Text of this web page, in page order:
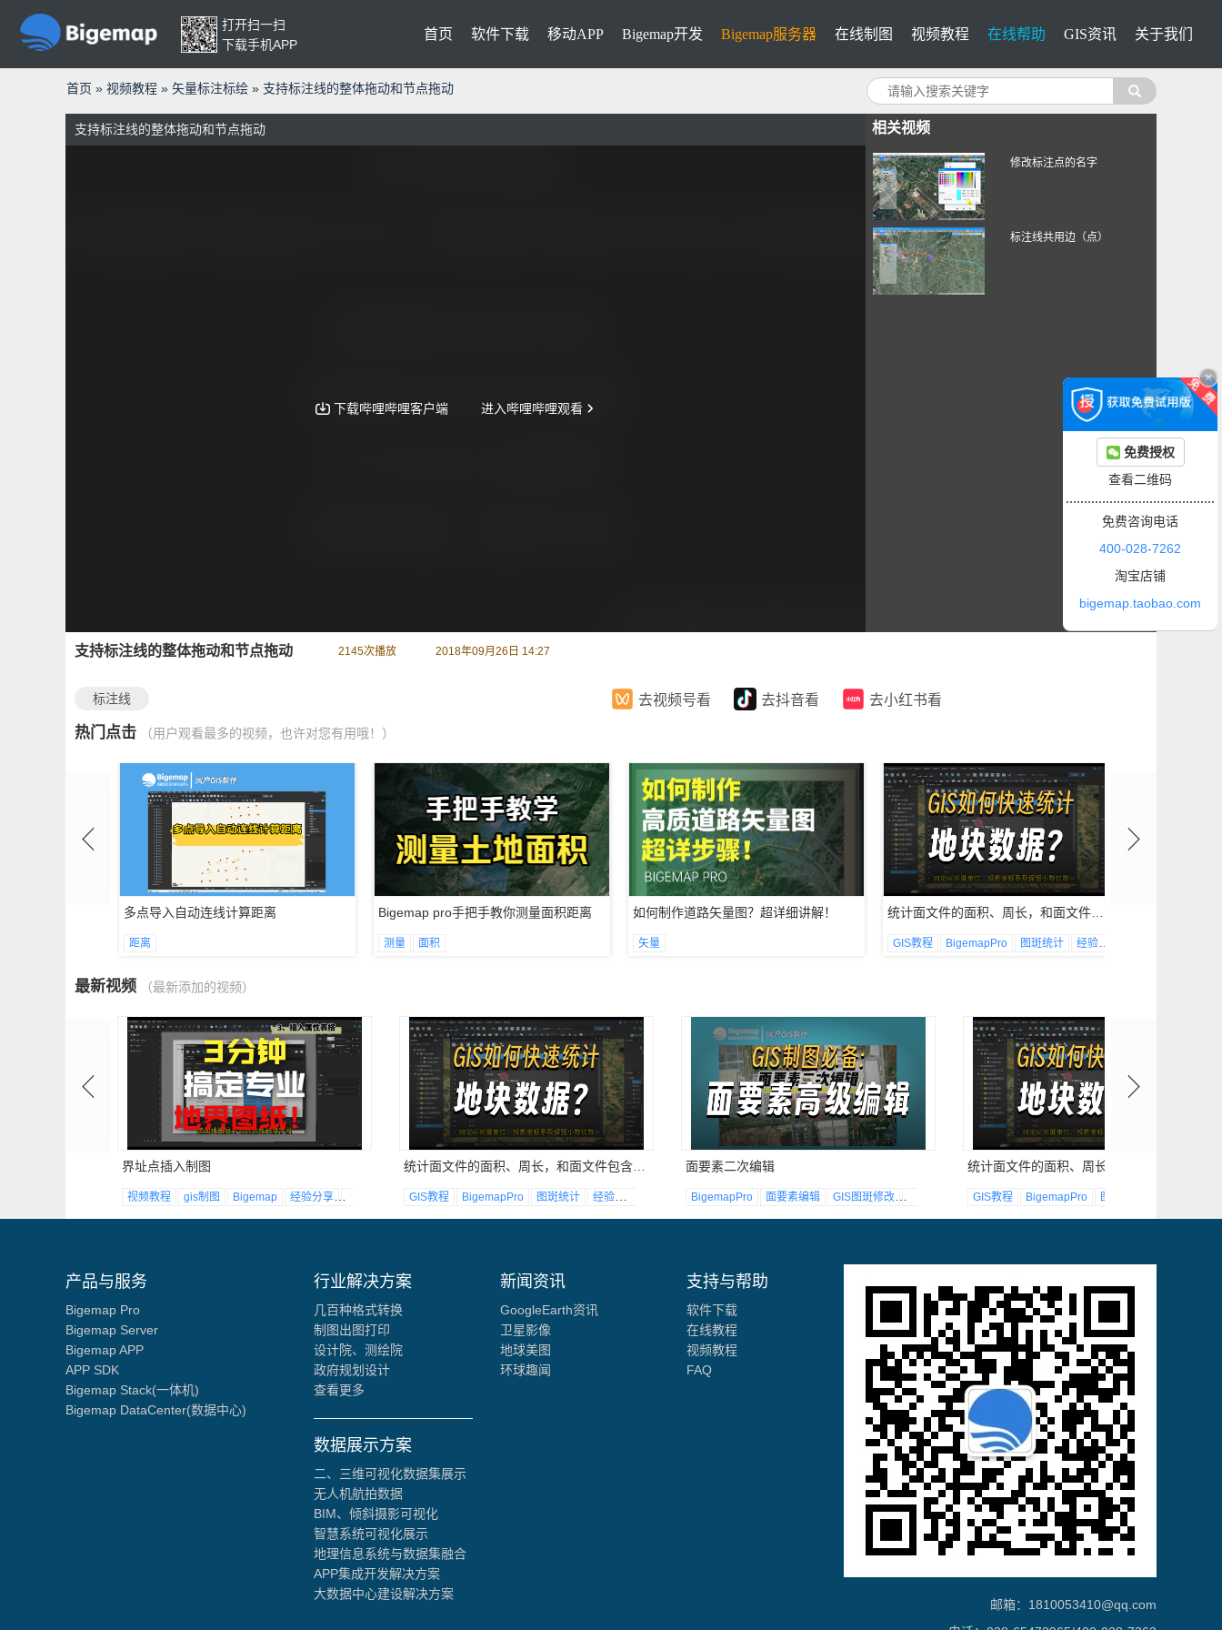
打开扫一扫
下载手机APP
首页 软件下载 移动APP Bigemap开发 Bigemap服务器 在线制图 视频教程 在线帮助 GIS资讯 关于我们
首页 » 视频教程 » 矢量标注标绘 » 支持标注线的整体拖动和节点拖动
支持标注线的整体拖动和节点拖动 相关视频
修改标注点的名字
标注线共用边（点）
支持标注线的整体拖动和节点拖动 2145次播放 2018年09月26日 14:27
标注线 去视频号看 去抖音看 去小红书看
热门点击 （用户观看最多的视频，也许对您有用哦！）
多点导入自动连线计算距离
距离
Bigemap pro手把手教你测量面积距离
测量 面积
如何制作道路矢量图？超详细讲解！
矢量 GIS教程 BigemapPro 图斑统计 经验分享
最新视频 （最新添加的视频）
界址点插入制图
视频教程 gis制图 Bigemap 经验分享 GIS教程 BigemapPro 图斑统计 经验分享
面要素二次编辑
BigemapPro 面要素编辑 GIS图斑修改 GIS教程 BigemapPro 图斑统计
产品与服务
Bigemap Pro
Bigemap Server
Bigemap APP
APP SDK
Bigemap Stack(一体机)
Bigemap DataCenter(数据中心)
行业解决方案
几百种格式转换
制图出图打印
设计院、测绘院
政府规划设计
查看更多
数据展示方案
二、三维可视化数据集展示
无人机航拍数据
BIM、倾斜摄影可视化
智慧系统可视化展示
地理信息系统与数据集融合
APP集成开发解决方案
大数据中心建设解决方案
新闻资讯
GoogleEarth资讯
卫星影像
地球美图
环球趣闻
支持与帮助
软件下载
在线教程
视频教程
FAQ
邮箱：1810053410@qq.com
免费授权
查看二维码
免费咨询电话
400-028-7262
淘宝店铺
bigemap.taobao.com